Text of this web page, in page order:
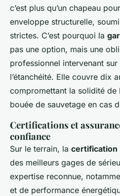
c’est plus qu’un chapeau
enveloppe structurelle,
strictes. C’est pourquoi la
pas une option, mais une
professionnel intervenant
l’étanchéité. Elle couvre dix
compromettant la solidité de
bouée de sauvetage en cas
Certifications et
confiance
Sur le terrain, la certification
des meilleurs gages de
expertise reconnue,
et de performance